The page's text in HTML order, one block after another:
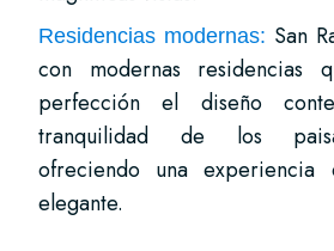
Residencias modernas: San
con modernas residencias
perfección el diseño
tranquilidad de los
ofreciendo una
elegante.